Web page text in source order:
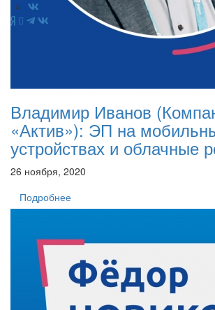
Владимир Иванов
«Актив»): ЭП на
устройствах и облачные
26 ноября, 2020
Подробнее